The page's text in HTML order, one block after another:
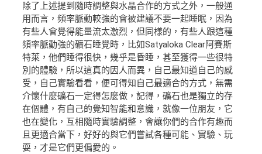
除了上述提到隨時調整與水晶合作的方式之外，一般通
用而言，頻率脈動較強的會被建議不要一起睡眠，因為
有些人會覺得能量流太激烈，但同樣的，有些人跟這種
頻率脈動強的礦石睡覺時，比如Satyaloka Clear阿賽斯
特萊，他們睡得很快，幾乎是昏睡，甚至獲得一些很特
別的體驗，所以這真的因人而異，自己最知道自己的感
受，自己實驗看看，便可得知自己最適合的方式，無需
介懷什麼礦石一定得怎麼做，記得，礦石也是獨立的存
在個體，有自己的覺知智能和意識，就像一位朋友，它
也在變化，互相隨時實驗調整，會讓你們的合作有趣而
且更適合當下，好好的與它們嘗試各種可能、實驗、玩
耍，才是它們更偏愛的。